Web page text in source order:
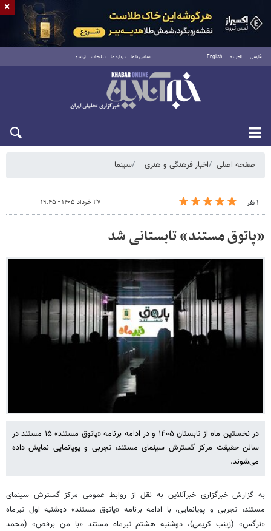
فارسی العربية English تماس با ما درباره ما تبلیغات آرشیو
جمعه ۱۶ مرداد ۱۴۰۵
صفحه اصلی اخبار فرهنگی و هنری سینما
۱ نفر ۲۷ خرداد ۱۴۰۵ - ۱۹:۴۵
«پاتوق مستند» تابستانی شد
در نخستین ماه از تابستان ۱۴۰۵ و در ادامه برنامه «پاتوق مستند» ۱۵ مستند در
سالن حقیقت مرکز گسترش سینمای مستند، تجربی و پویانمایی نمایش داده
می‌شوند.
به گزارش خبرگزاری خبرآنلاین به نقل از روابط عمومی مرکز گسترش سینمای
مستند، تجربی و پویانمایی، با ادامه برنامه «پاتوق مستند» دوشنبه اول تیرماه
«نرگس» (زینب کریمی)، دوشنبه هشتم تیرماه مستند «با من برقص» (محمد
×